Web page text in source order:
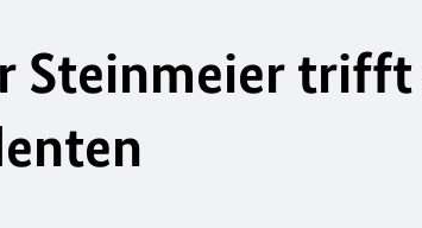
Steinmeier trifft